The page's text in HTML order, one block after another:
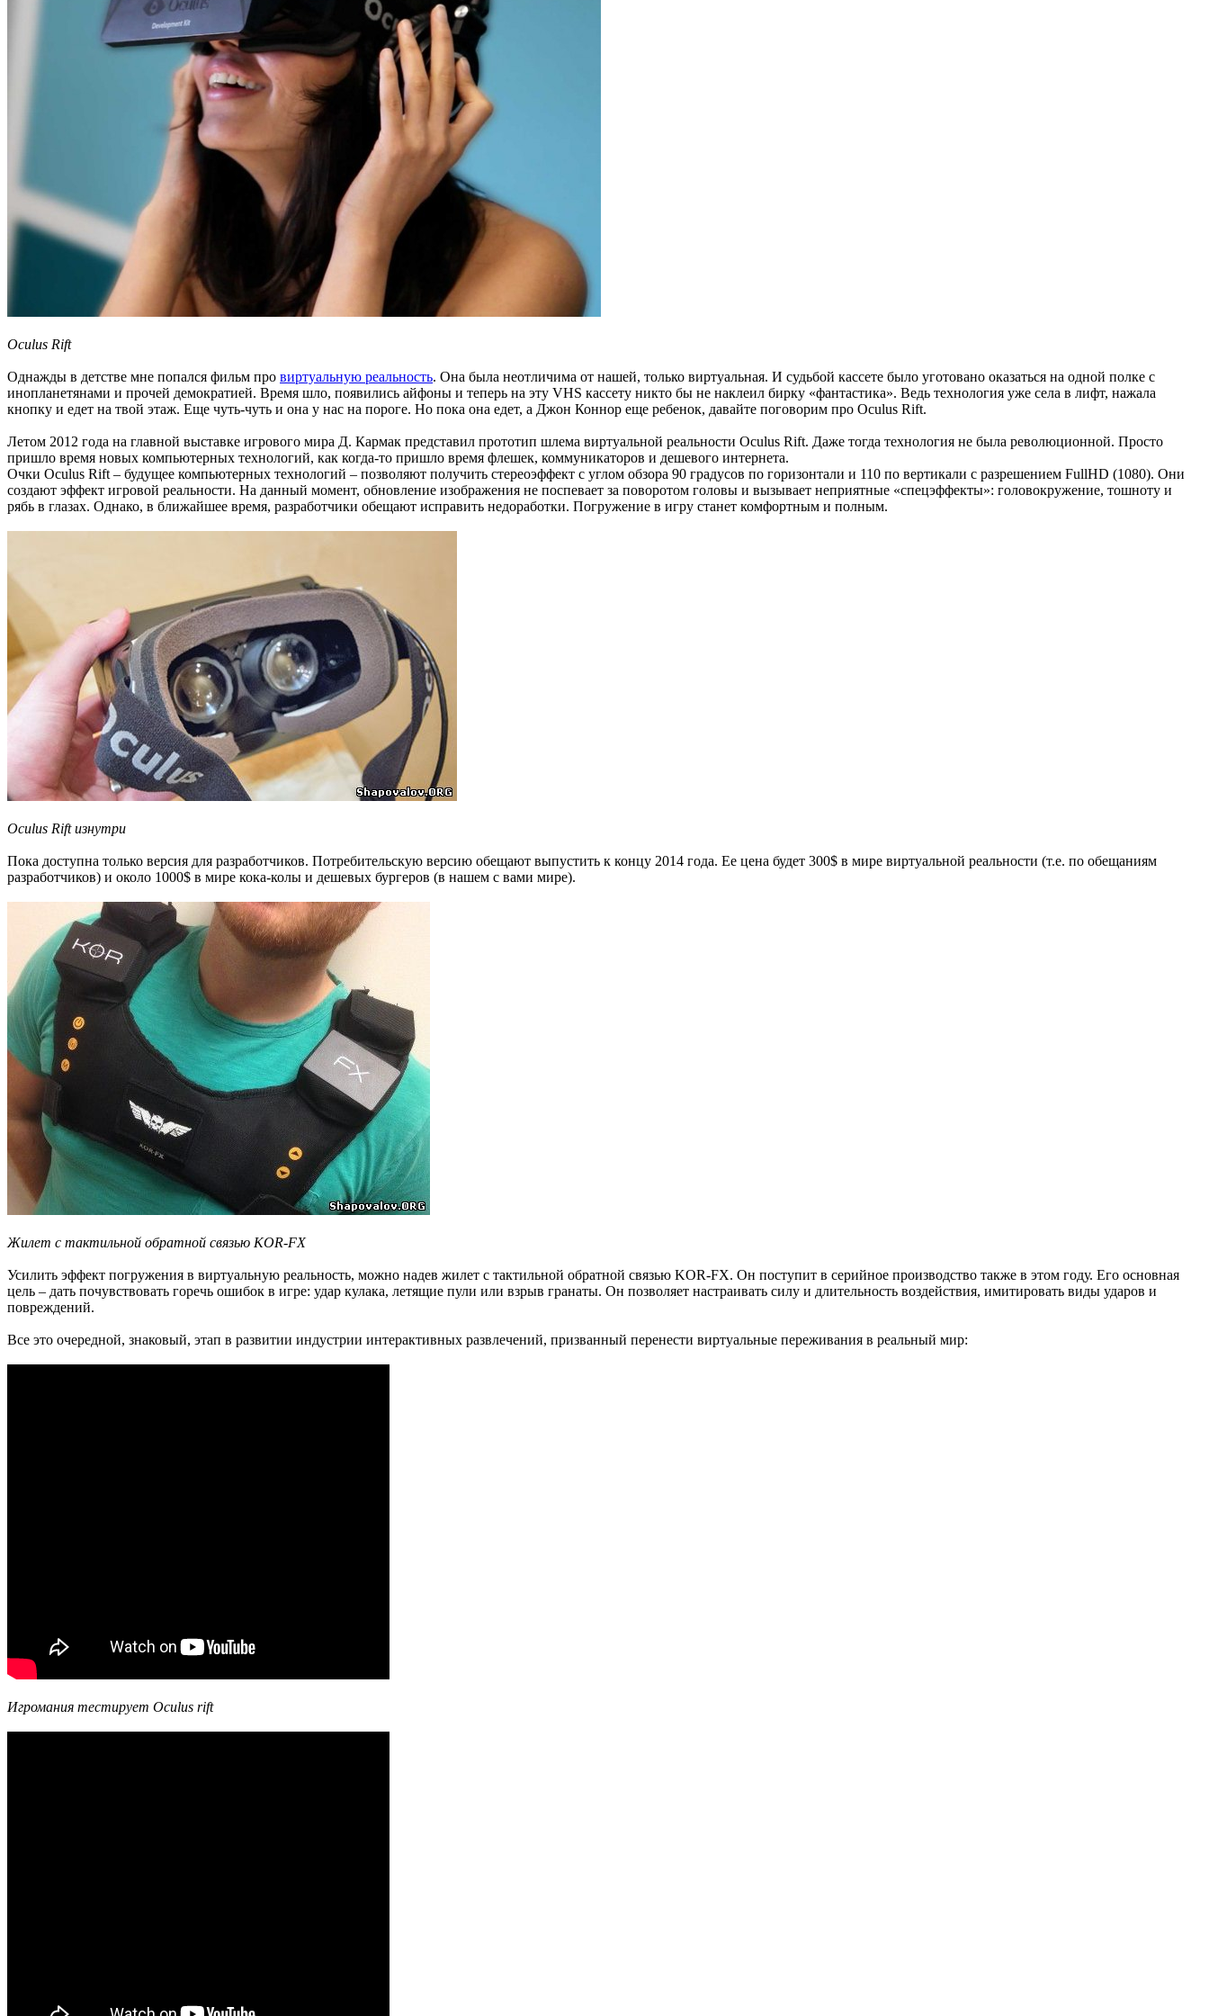
Oculus Rift
Однажды в детстве мне попался фильм про виртуальную реальность. Она была неотличима от нашей, только виртуальная. И судьбой кассете было уготовано оказаться на одной полке с
инопланетянами и прочей демократией. Время шло, появились айфоны и теперь на эту VHS кассету никто бы не наклеил бирку «фантастика». Ведь технология уже села в лифт, нажала
кнопку и едет на твой этаж. Еще чуть-чуть и она у нас на пороге. Но пока она едет, а Джон Коннор еще ребенок, давайте поговорим про Oculus Rift.
Летом 2012 года на главной выставке игрового мира Д. Кармак представил прототип шлема виртуальной реальности Oculus Rift. Даже тогда технология не была революционной. Просто
пришло время новых компьютерных технологий, как когда-то пришло время флешек, коммуникаторов и дешевого интернета.
Очки Oculus Rift – будущее компьютерных технологий – позволяют получить стереоэффект с углом обзора 90 градусов по горизонтали и 110 по вертикали с разрешением FullHD (1080). Они
создают эффект игровой реальности. На данный момент, обновление изображения не поспевает за поворотом головы и вызывает неприятные «спецэффекты»: головокружение, тошноту и
рябь в глазах. Однако, в ближайшее время, разработчики обещают исправить недоработки. Погружение в игру станет комфортным и полным.
Oculus Rift изнутри
Пока доступна только версия для разработчиков. Потребительскую версию обещают выпустить к концу 2014 года. Ее цена будет 300$ в мире виртуальной реальности (т.е. по обещаниям
разработчиков) и около 1000$ в мире кока-колы и дешевых бургеров (в нашем с вами мире).
Жилет с тактильной обратной связью KOR-FX
Усилить эффект погружения в виртуальную реальность, можно надев жилет с тактильной обратной связью KOR-FX. Он поступит в серийное производство также в этом году. Его основная
цель – дать почувствовать горечь ошибок в игре: удар кулака, летящие пули или взрыв гранаты. Он позволяет настраивать силу и длительность воздействия, имитировать виды ударов и
повреждений.
Все это очередной, знаковый, этап в развитии индустрии интерактивных развлечений, призванный перенести виртуальные переживания в реальный мир:
Игромания тестирует Oculus rift